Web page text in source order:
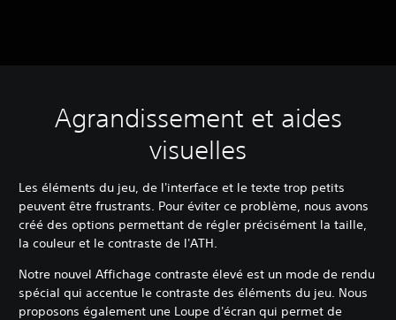
Agrandissement et aides
visuelles
Les éléments du jeu, de l'interface et le texte trop petits
peuvent être frustrants. Pour éviter ce problème, nous avons
créé des options permettant de régler précisément la taille,
la couleur et le contraste de l'ATH.
Notre nouvel Affichage contraste élevé est un mode de rendu
spécial qui accentue le contraste des éléments du jeu. Nous
proposons également une Loupe d'écran qui permet de